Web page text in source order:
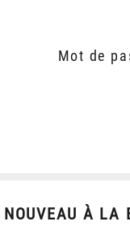
Mot de
NOUVEAU À LA